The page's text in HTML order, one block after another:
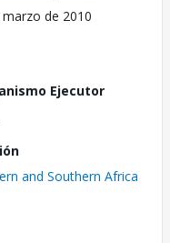
de 2010
Ejecutor
and Southern Africa